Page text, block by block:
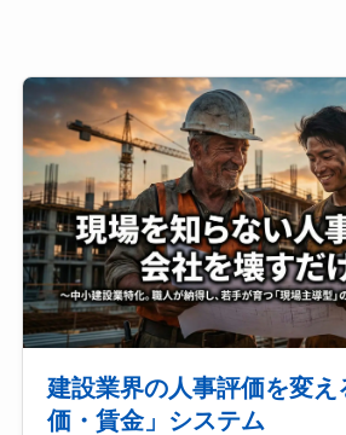
建設業界の人事評価を変え
価・賃金」システム